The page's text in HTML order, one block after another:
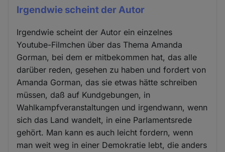
Irgendwie scheint der Autor
Irgendwie scheint der Autor ein einzelnes
Youtube-Filmchen über das Thema Amanda
Gorman, bei dem er mitbekommen hat, das alle
darüber reden, gesehen zu haben und fordert von
Amanda Gorman, das sie etwas hätte schreiben
müssen, daß auf Kundgebungen, in
Wahlkampfveranstaltungen und irgendwann, wenn
sich das Land wandelt, in eine Parlamentsrede
gehört. Man kann es auch leicht fordern, wenn
man weit weg in einer Demokratie lebt, die anders